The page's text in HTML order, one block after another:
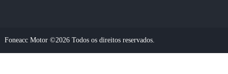
Foneacc Motor ©2026 Todos os direitos reservados.